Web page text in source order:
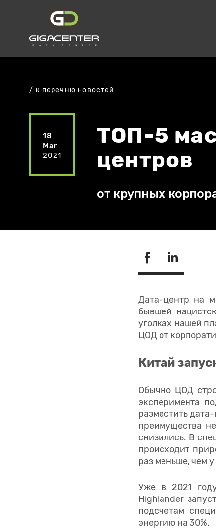
к перечню новостей
18
Mar
2021
ТОП-5
центров
от крупных
Дата-центр на
бывшей
уголках нашей
ЦОД от
Китай
Обычно ЦОД
эксперимента
разместить
преимущества
снизились. В
происходит
раз меньше, чем
Уже в 2021
Highlander
подсчетам
энергию на 30%.